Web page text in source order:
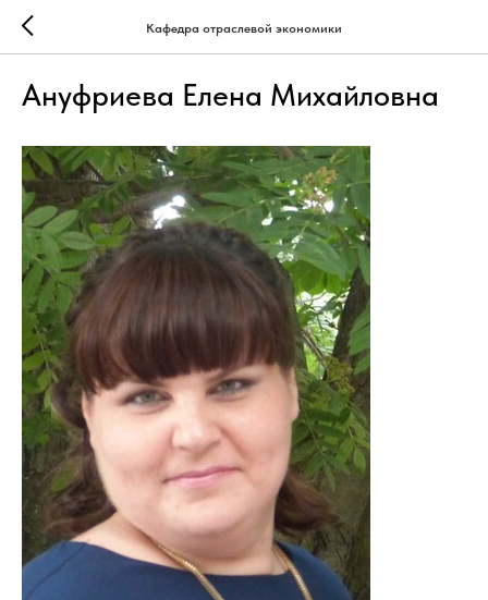
Кафедра отраслевой экономики
Ануфриева Елена Михайловна